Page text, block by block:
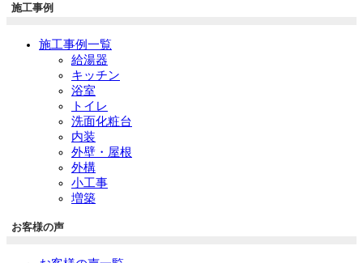
施工事例
施工事例一覧
給湯器
キッチン
浴室
トイレ
洗面化粧台
内装
外壁・屋根
外構
小工事
増築
お客様の声